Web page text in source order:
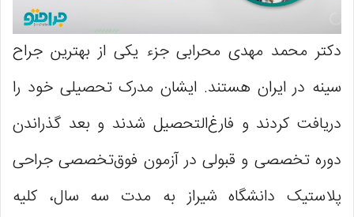
دکتر محمد مهدی محرابی جزء یکی از بهترین جراح
سینه در ایران هستند. ایشان مدرک تحصیلی خود را
دریافت کردند و فارغ‌التحصیل شدند و بعد گذراندن
دوره تخصصی و قبولی در آزمون فوق‌تخصصی جراحی
پلاستیک دانشگاه شیراز به مدت سه سال، کلیه